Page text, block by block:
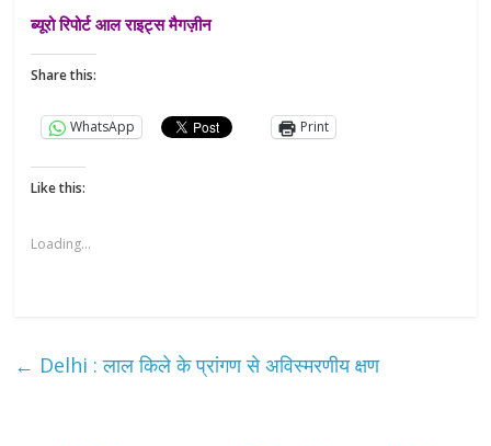
ब्यूरो रिपोर्ट आल राइट्स मैगज़ीन
Share this:
WhatsApp Print
Like this:
Loading...
← Delhi : लाल किले के प्रांगण से अविस्मरणीय क्षण